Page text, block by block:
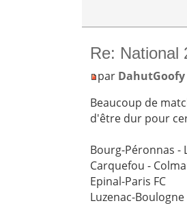
Re: National
par DahutGoofy
Beaucoup de
d'être dur pour
Bourg-Péronnas -
Carquefou -
Epinal-Paris FC
Luzenac-Boulogne